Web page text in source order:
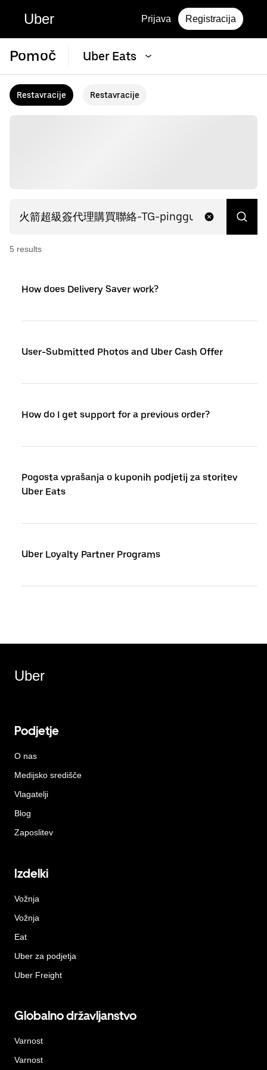
Uber Prijava Registracija
Pomoč Uber Eats
Restavracije Restavracije
5 results
How does Delivery Saver work?
User-Submitted Photos and Uber Cash Offer
How do I get support for a previous order?
Pogosta vprašanja o kuponih podjetij za storitev
Uber Eats
Uber Loyalty Partner Programs
Uber
Podjetje
O nas
Medijsko središče
Vlagatelji
Blog
Zaposlitev
Izdelki
Vožnja
Vožnja
Eat
Uber za podjetja
Uber Freight
Globalno državljanstvo
Varnost
Varnost